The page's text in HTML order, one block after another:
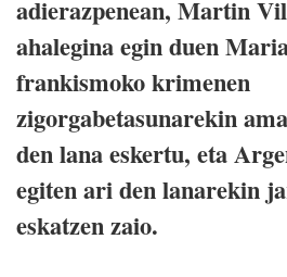
adierazpenean, Martin
ahalegina egin duen
frankismoko krimenen
zigorgabetasunarekin
den lana eskertu, eta
egiten ari den lanarekin
eskatzen zaio.